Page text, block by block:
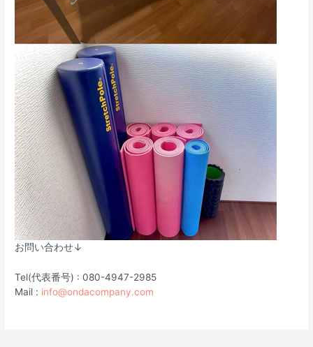
お問い合わせ↓
Tel(代表番号) : 080-4947-2985
Mail : info@ondacompany.com